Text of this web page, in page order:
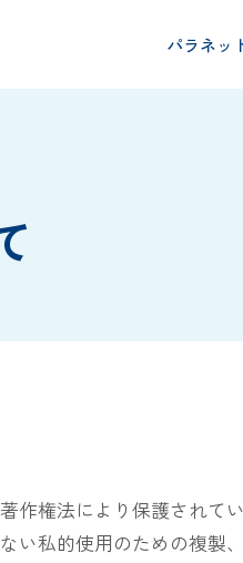
パラネッ
作権法により保護されてい
い私的使用のための複製